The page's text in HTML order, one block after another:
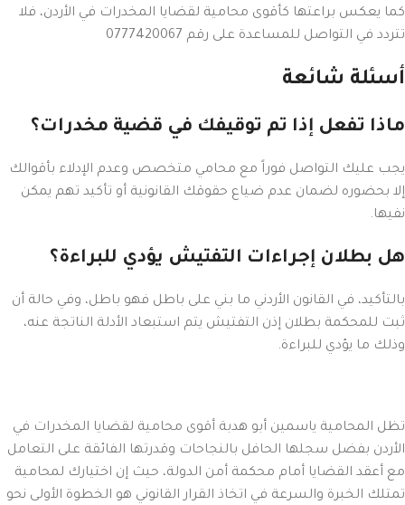
كما يعكس براعتها كأقوى محامية لقضايا المخدرات في الأردن، فلا
تتردد في التواصل للمساعدة على رقم 0777420067
أسئلة شائعة
ماذا تفعل إذا تم توقيفك في قضية مخدرات؟
يجب عليك التواصل فوراً مع محامي متخصص وعدم الإدلاء بأقوالك
إلا بحضوره لضمان عدم ضياع حقوقك القانونية أو تأكيد تهم يمكن
نفيها.
هل بطلان إجراءات التفتيش يؤدي للبراءة؟
بالتأكيد، في القانون الأردني ما بني على باطل فهو باطل، وفي حالة أن
ثبت للمحكمة بطلان إذن التفتيش يتم استبعاد الأدلة الناتجة عنه،
وذلك ما يؤدي للبراءة.
تظل المحامية ياسمين أبو هدبة أقوى محامية لقضايا المخدرات في
الأردن بفضل سجلها الحافل بالنجاحات وقدرتها الفائقة على التعامل
مع أعقد القضايا أمام محكمة أمن الدولة، حيث إن اختيارك لمحامية
تمتلك الخبرة والسرعة في اتخاذ القرار القانوني هو الخطوة الأولى نحو